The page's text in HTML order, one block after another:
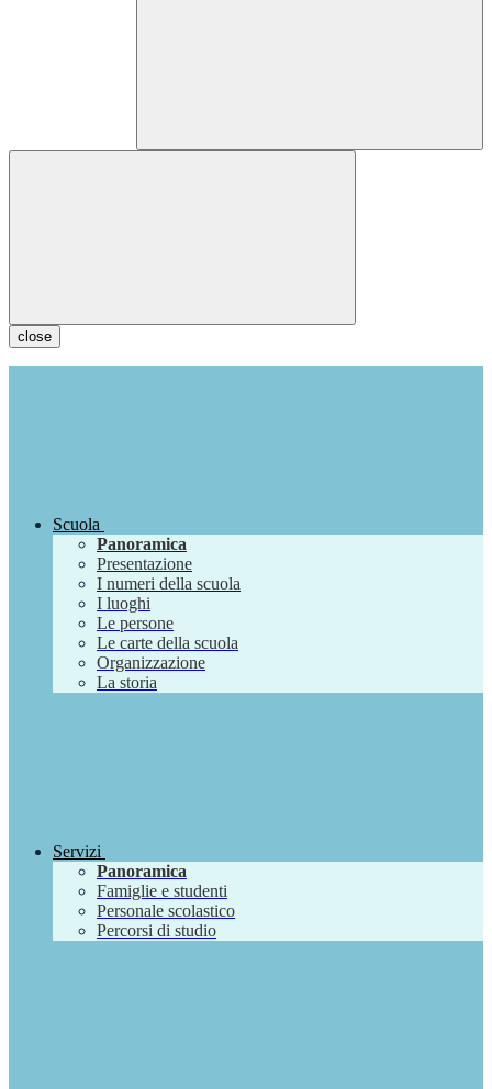
close
Scuola
Panoramica
Presentazione
I numeri della scuola
I luoghi
Le persone
Le carte della scuola
Organizzazione
La storia
Servizi
Panoramica
Famiglie e studenti
Personale scolastico
Percorsi di studio